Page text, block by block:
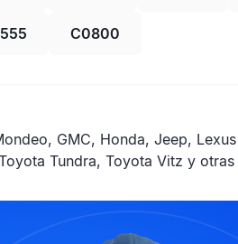
C0800
GMC, Honda, Jeep,
Tundra, Toyota Vitz y otras